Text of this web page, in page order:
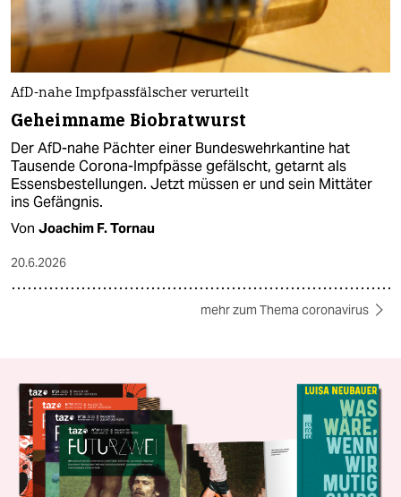
AfD-nahe Impfpassfälscher verurteilt
Geheimname Biobratwurst
Der AfD-nahe Pächter einer Bundeswehrkantine hat
Tausende Corona-Impfpässe gefälscht, getarnt als
Essensbestellungen. Jetzt müssen er und sein Mittäter
ins Gefängnis.
Von Joachim F. Tornau
20.6.2026
mehr zum Thema coronavirus